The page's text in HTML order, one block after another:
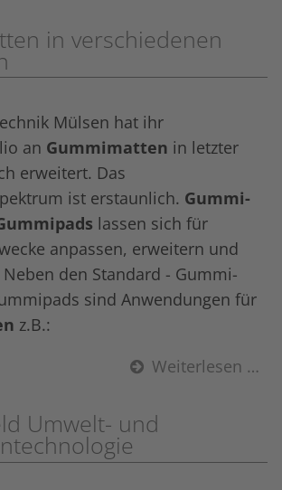
in verschiedenen
Mülsen hat ihr
an Gummi­matten in letzter
erweitert. Das
ist erstaunlich. Gummi­
lassen sich für
anpassen, erweitern und
den Standard - Gummi­
sind Anwendungen für
z.B.:
Weiterlesen …
Umwelt- und